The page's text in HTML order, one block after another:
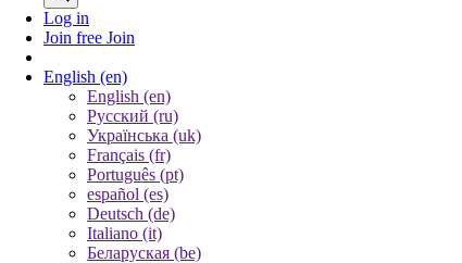
Log in
Join free Join
English (en)
English (en)
Русский (ru)
Українська (uk)
Français (fr)
Português (pt)
español (es)
Deutsch (de)
Italiano (it)
Беларуская (be)